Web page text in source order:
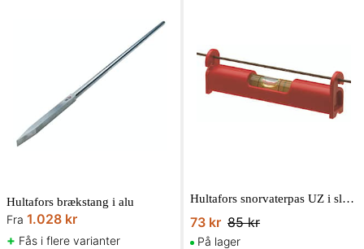
Hultafors brækstang i alu
Fra 1.028 kr
+ Fås i flere varianter
Hultafors snorvaterpas UZ i slagfast plast
73 kr 85 kr
På lager